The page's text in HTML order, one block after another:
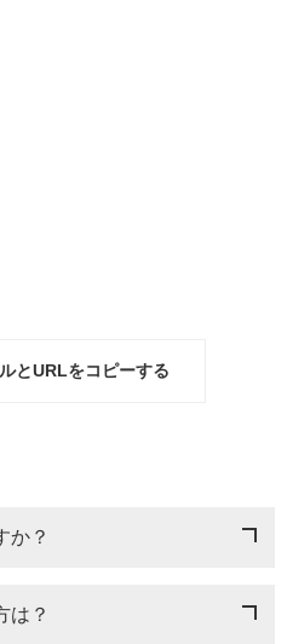
とURLをコピーする
か？
は？